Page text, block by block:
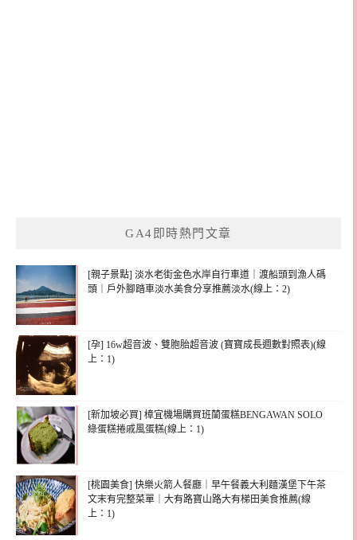
GA4即時熱門文章
[親子景點] 淡水老街金色水岸自行車道｜渡船頭到漁人碼
頭｜戶外腳踏車淡水美食分享推薦淡水(線上：2)
[孕] 16w超音波、雙胞胎超音波 (寶寶成長週數對照表)(線
上：1)
[新加坡必買] 樟宜機場購買班蘭蛋糕BENGAWAN SOLO
綠蛋糕捲戚風蛋糕(線上：1)
[桃園美食] 快樂火箭人餐廳｜早午餐義大利麵漢堡下午茶
文末有完整菜單｜大有路寶山路大有梯田美食推薦(線
上：1)